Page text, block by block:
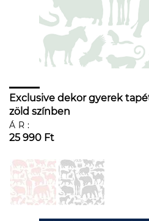
Exclusive dekor gyerek
zöld színben
ÁR:
25 990 Ft